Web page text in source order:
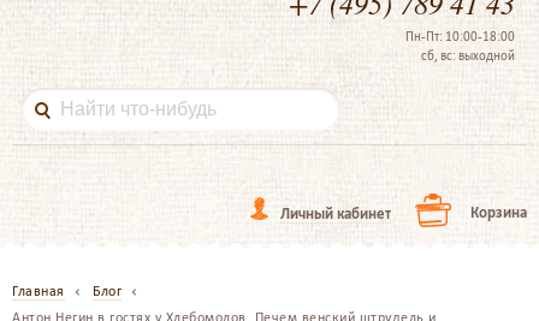
Пн-Пт: 10:00-18:00
сб, вс: выходной
Личный кабинет Корзина
Главная
Блог
Антон Негин в гостях у Хлебомолов. Печем венский штрудель и